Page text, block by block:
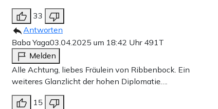
33
Antworten
Baba Yaga03.04.2025 um 18:42 Uhr 491T
Melden
Alle Achtung, liebes Fräulein von Ribbenbock. Ein
weiteres Glanzlicht der hohen Diplomatie….
15